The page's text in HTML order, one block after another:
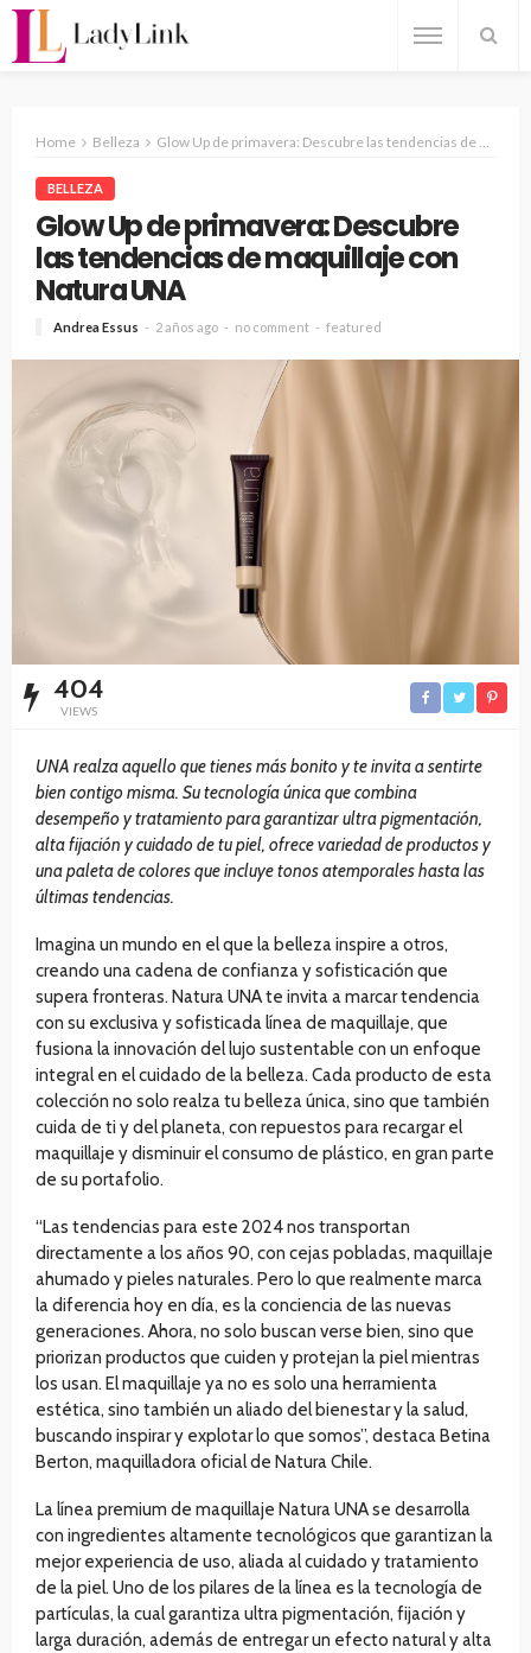
Home Belleza Glow Up de primavera: Descubre las tendencias de maquillaje con Natura UNA
BELLEZA
Glow Up de primavera: Descubre
las tendencias de maquillaje con
Natura UNA
Andrea Essus 2 años ago no comment featured
404
VIEWS
UNA realza aquello que tienes más bonito y te invita a sentirte
bien contigo misma. Su tecnología única que combina
desempeño y tratamiento para garantizar ultra pigmentación,
alta fijación y cuidado de tu piel, ofrece variedad de productos y
una paleta de colores que incluye tonos atemporales hasta las
últimas tendencias.
Imagina un mundo en el que la belleza inspire a otros,
creando una cadena de confianza y sofisticación que
supera fronteras. Natura UNA te invita a marcar tendencia
con su exclusiva y sofisticada línea de maquillaje, que
fusiona la innovación del lujo sustentable con un enfoque
integral en el cuidado de la belleza. Cada producto de esta
colección no solo realza tu belleza única, sino que también
cuida de ti y del planeta, con repuestos para recargar el
maquillaje y disminuir el consumo de plástico, en gran parte
de su portafolio.
“Las tendencias para este 2024 nos transportan
directamente a los años 90, con cejas pobladas, maquillaje
ahumado y pieles naturales. Pero lo que realmente marca
la diferencia hoy en día, es la conciencia de las nuevas
generaciones. Ahora, no solo buscan verse bien, sino que
priorizan productos que cuiden y protejan la piel mientras
los usan. El maquillaje ya no es solo una herramienta
estética, sino también un aliado del bienestar y la salud,
buscando inspirar y explotar lo que somos”, destaca Betina
Berton, maquilladora oficial de Natura Chile.
La línea premium de maquillaje Natura UNA se desarrolla
con ingredientes altamente tecnológicos que garantizan la
mejor experiencia de uso, aliada al cuidado y tratamiento
de la piel. Uno de los pilares de la línea es la tecnología de
partículas, la cual garantiza ultra pigmentación, fijación y
larga duración, además de entregar un efecto natural y alta